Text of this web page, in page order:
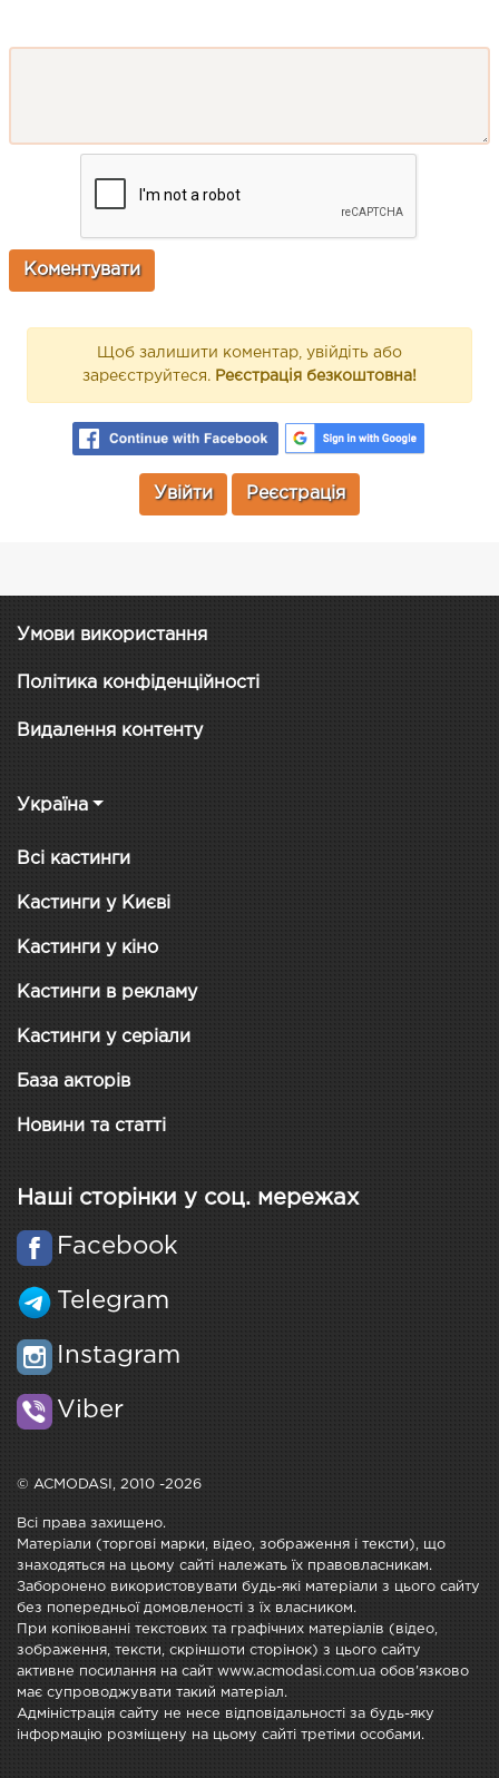
Щоб залишити коментар, увійдіть або
зареєструйтеся. Реєстрація безкоштовна!
Увійти Реєстрація
Умови використання
Політика конфіденційності
Видалення контенту
Україна
Всі кастинги
Кастинги у Києві
Кастинги у кіно
Кастинги в рекламу
Кастинги у серіали
База акторів
Новини та статті
Наші сторінки у соц. мережах
Facebook
Telegram
Instagram
Viber
© ACMODASI, 2010 -2026
Всі права захищено.
Матеріали (торгові марки, відео, зображення і тексти), що
знаходяться на цьому сайті належать їх правовласникам.
Заборонено використовувати будь-які матеріали з цього сайту
без попередньої домовленості з їх власником.
При копіюванні текстових та графічних матеріалів (відео,
зображення, тексти, скріншоти сторінок) з цього сайту
активне посилання на сайт www.acmodasi.com.ua обов'язково
має супроводжувати такий матеріал.
Адміністрація сайту не несе відповідальності за будь-яку
інформацію розміщену на цьому сайті третіми особами.